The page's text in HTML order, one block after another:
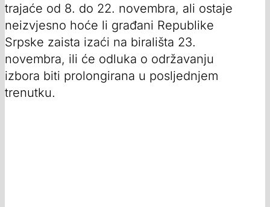
trajaće od 8. do 22. novembra, ali ostaje
neizvjesno hoće li građani Republike
Srpske zaista izaći na birališta 23.
novembra, ili će odluka o održavanju
izbora biti prolongirana u posljednjem
trenutku.